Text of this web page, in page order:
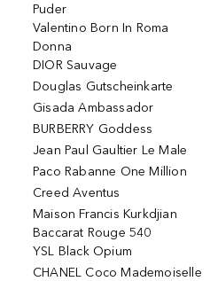
Puder
Valentino Born In Roma
Donna
DIOR Sauvage
Douglas Gutscheinkarte
Gisada Ambassador
BURBERRY Goddess
Jean Paul Gaultier Le Male
Paco Rabanne One Million
Creed Aventus
Maison Francis Kurkdjian
Baccarat Rouge 540
YSL Black Opium
CHANEL Coco Mademoiselle